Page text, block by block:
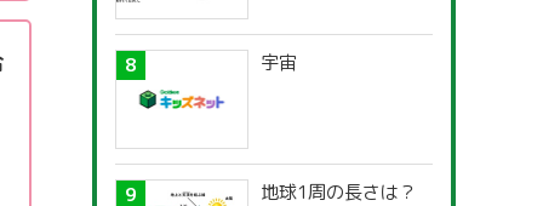
宇宙
地球1周の長さは？